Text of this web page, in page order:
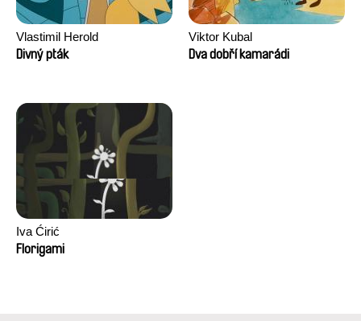
Vlastimil Herold
Divný pták
Viktor Kubal
Dva dobří kamarádi
Iva Ćirić
Florigami